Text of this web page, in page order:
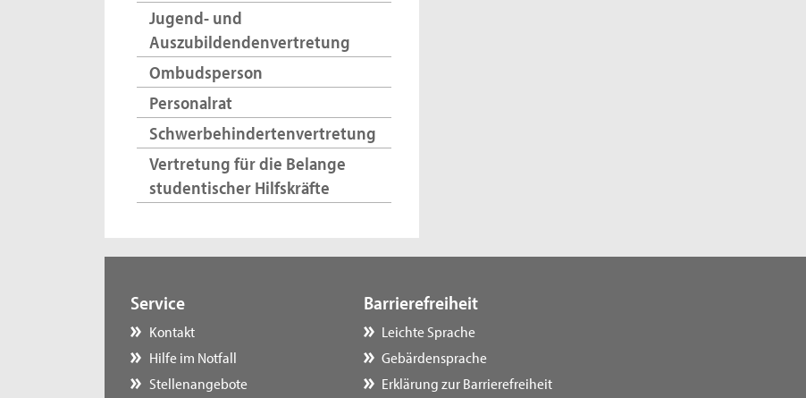
Jugend- und
Auszubildendenvertretung
Ombudsperson
Personalrat
Schwerbehindertenvertretung
Vertretung für die Belange
studentischer Hilfskräfte
Service
Kontakt
Hilfe im Notfall
Stellenangebote
Barrierefreiheit
Leichte Sprache
Gebärdensprache
Erklärung zur Barrierefreiheit